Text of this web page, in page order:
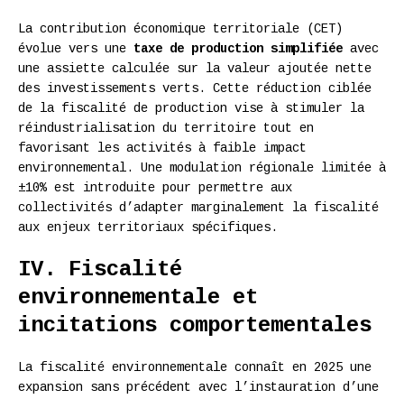
La contribution économique territoriale (CET)
évolue vers une taxe de production simplifiée avec
une assiette calculée sur la valeur ajoutée nette
des investissements verts. Cette réduction ciblée
de la fiscalité de production vise à stimuler la
réindustrialisation du territoire tout en
favorisant les activités à faible impact
environnemental. Une modulation régionale limitée à
±10% est introduite pour permettre aux
collectivités d’adapter marginalement la fiscalité
aux enjeux territoriaux spécifiques.
IV. Fiscalité
environnementale et
incitations comportementales
La fiscalité environnementale connaît en 2025 une
expansion sans précédent avec l’instauration d’une